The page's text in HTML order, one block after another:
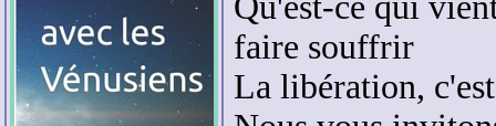
faire souffrir
La libération,